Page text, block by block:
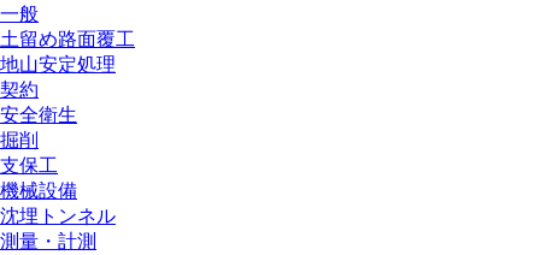
一般
土留め路面覆工
地山安定処理
契約
安全衛生
掘削
支保工
機械設備
沈埋トンネル
測量・計測